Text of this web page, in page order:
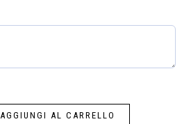
AGGIUNGI AL CARRELLO